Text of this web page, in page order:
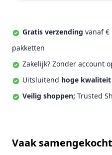
Gratis verzending vanaf
pakketten
Zakelijk? Zonder account
Uitsluitend hoge kwaliteit
Veilig shoppen; Trusted
Vaak samengekocht